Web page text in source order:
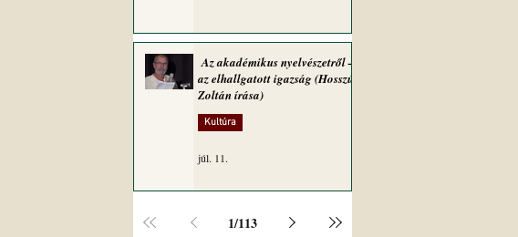
Az akadémikus nyelvészetről –
az elhallgatott igazság (Hosszú
Zoltán írása)
Kultúra
júl. 11.
1/113